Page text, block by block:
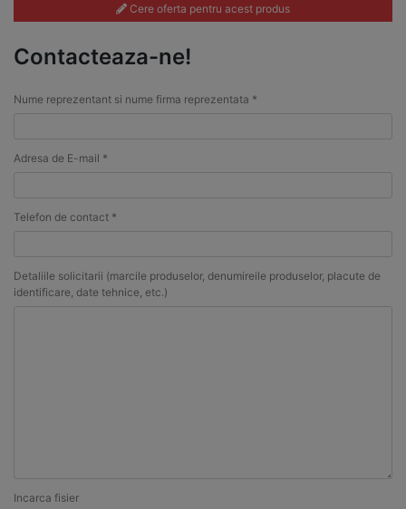
Cere oferta pentru acest produs
Contacteaza-ne!
Nume reprezentant si nume firma reprezentata *
Adresa de E-mail *
Telefon de contact *
Detaliile solicitarii (marcile produselor, denumireile produselor, placute de
identificare, date tehnice, etc.)
Incarca fisier